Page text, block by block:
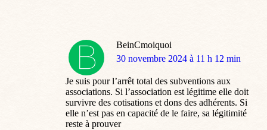
BeinCmoiquoi
dit
30 novembre 2024 à 11 h 12 min
Je suis pour l’arrêt total des subventions aux
associations. Si l’association est légitime elle doit
survivre des cotisations et dons des adhérents. Si
elle n’est pas en capacité de le faire, sa légitimité
reste à prouver